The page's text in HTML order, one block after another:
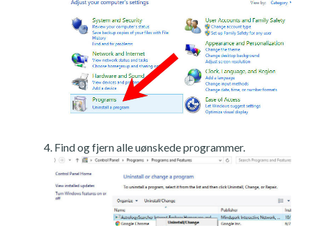
Find og fjern alle uønskede programmer.